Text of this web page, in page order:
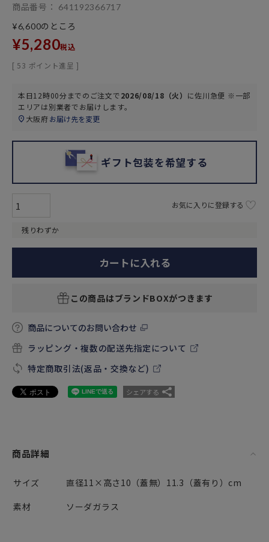
商品番号
641192366717
¥6,600のところ
¥5,280税込
[ 53 ポイント進呈 ]
本日12時00分までのご注文で2026/08/18（火） に佐川急便 ※一部
エリアは別業者でお届けします。
大阪府お届け先を変更
ギフト包装を希望する
残りわずか
お気に入りに登録する
カートに入れる
この商品はブランドBOXがつきます
商品についてのお問い合わせ
ラッピング・複数の配送先指定について
特定商取引法(返品・交換など)
シェアする
商品詳細
サイズ
直径11×高さ10（蓋無）11.3（蓋有り）cm
素材
ソーダガラス